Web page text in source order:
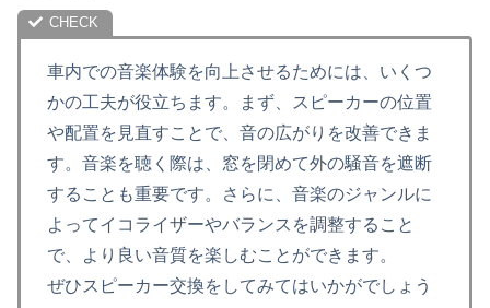
車内での音楽体験を向上させるためには、いくつ
かの工夫が役立ちます。まず、スピーカーの位置
や配置を見直すことで、音の広がりを改善できま
す。音楽を聴く際は、窓を閉めて外の騒音を遮断
することも重要です。さらに、音楽のジャンルに
よってイコライザーやバランスを調整すること
で、より良い音質を楽しむことができます。
ぜひスピーカー交換をしてみてはいかがでしょう